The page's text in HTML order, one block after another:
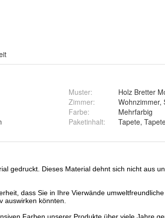
Muster:
Holz Bretter
Zimmer:
Wohnzimmer,
Farbe:
Mehrfarbig
Paketinhalt: Tapete,